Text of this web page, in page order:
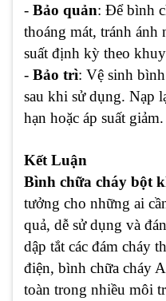
- Bảo quản: Để bình
thoáng mát, tránh ánh
suất định kỳ theo
- Bảo trì: Vệ sinh
sau khi sử dụng. Nạp
hạn hoặc áp suất giảm.
Kết Luận
Bình chữa cháy bột
tưởng cho những ai
quả, dễ sử dụng và
dập tắt các đám cháy
điện, bình chữa cháy
toàn trong nhiều môi